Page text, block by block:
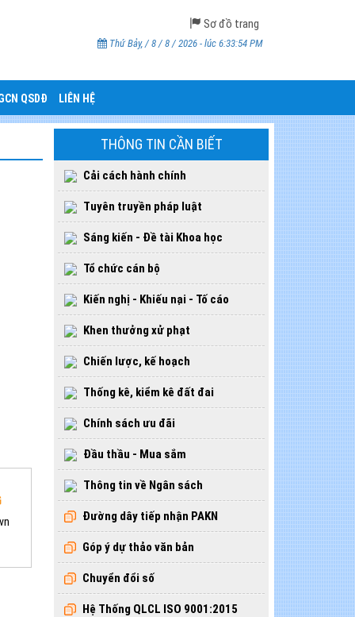
Sơ đồ trang
Thứ Bảy, / 8 / 8 / 2026 - lúc 6:33:55 PM
QSDĐ LIÊN HỆ
THÔNG TIN CẦN BIẾT
Cải cách hành chính
Tuyên truyền pháp luật
Sáng kiến - Đề tài Khoa học
Tổ chức cán bộ
Kiến nghị - Khiếu nại - Tố cáo
Khen thưởng xử phạt
Chiến lược, kế hoạch
Thống kê, kiểm kê đất đai
Chính sách ưu đãi
Đầu thầu - Mua sắm
Thông tin về Ngân sách
Đường dây tiếp nhận PAKN
Góp ý dự thảo văn bản
Chuyển đổi số
Hệ Thống QLCL ISO 9001:2015